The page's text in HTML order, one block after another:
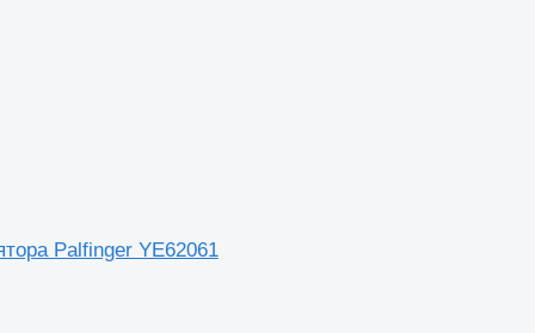
Palfinger YE62061